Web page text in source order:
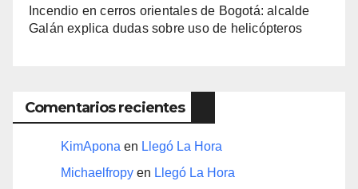
Incendio en cerros orientales de Bogotá: alcalde
Galán explica dudas sobre uso de helicópteros
Comentarios recientes
KimApona en Llegó La Hora
Michaelfropy en Llegó La Hora